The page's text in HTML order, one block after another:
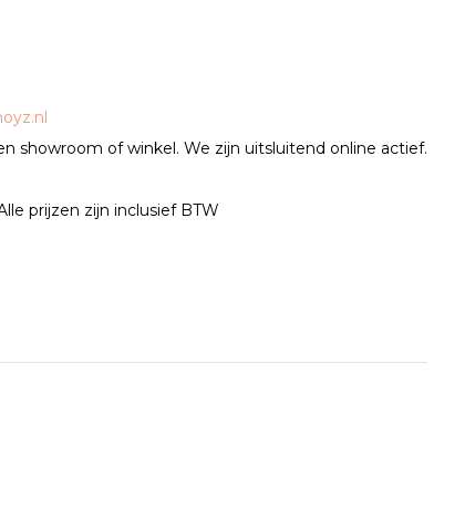
showroom of winkel. We zijn uitsluitend online actief.
prijzen zijn inclusief BTW